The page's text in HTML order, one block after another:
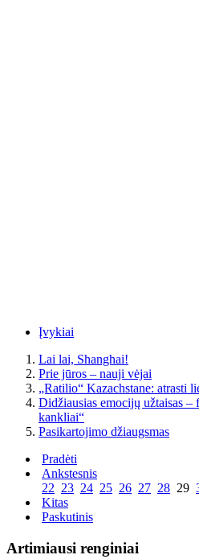
Įvykiai
Lai lai, Shanghai!
Prie jūros – nauji vėjai
„Ratilio“ Kazachstane: atrasti
Didžiausias emocijų užtaisas –
kankliai“
Pasikartojimo džiaugsmas
Pradėti
Ankstesnis
22 23 24 25 26 27 28 29
Kitas
Paskutinis
Artimiausi renginiai